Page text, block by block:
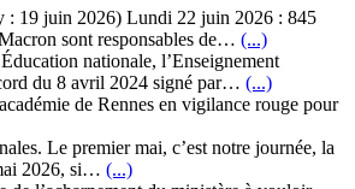
: 19 juin 2026) Lundi 22 juin 2026 : 845
sont responsables de… (...)
nationale, l’Enseignement
du 8 avril 2024 signé par… (...)
de Rennes en vigilance rouge pour
Le premier mai, c’est notre journée, la
2026, si… (...)